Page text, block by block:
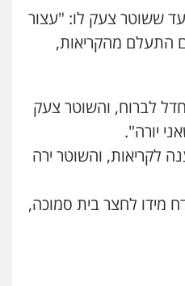
אלימות
ששוטר צעק לו: "עצור
התעלם מהקריאות,
לברוח, והשוטר צעק
יורה".
לקריאות, והשוטר ירה
מידו לחצר בית סמוכה,
– משרד עורכי דין
לענייני אסירים